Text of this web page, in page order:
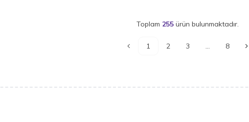
Toplam 255ürün bulunmaktadır.
1 2 3 ... 8